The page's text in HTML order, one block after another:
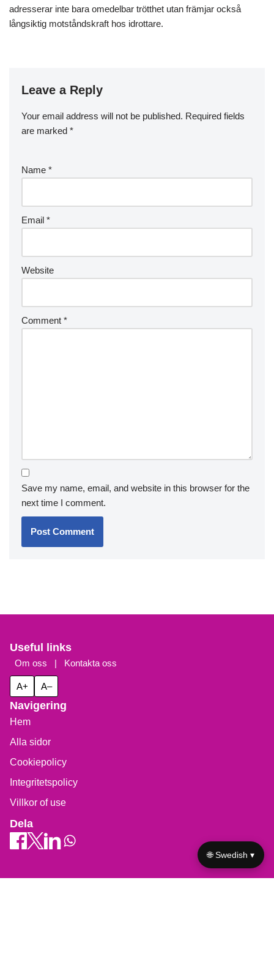
adresserar inte bara omedelbar trötthet utan främjar också
långsiktig motståndskraft hos idrottare.
Leave a Reply
Your email address will not be published. Required fields
are marked *
Name *
Email *
Website
Comment *
Save my name, email, and website in this browser for the
next time I comment.
Useful links
Om oss | Kontakta oss
A+ A–
Navigering
Hem
Alla sidor
Cookiepolicy
Integritetspolicy
Villkor of use
Dela
🌐 Swedish ▾